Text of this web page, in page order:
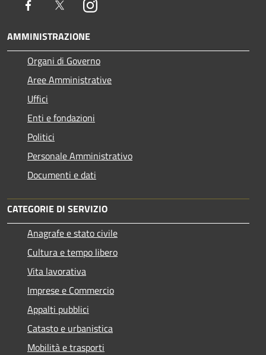
Facebook TwitterInstagram
AMMINISTRAZIONE
Organi di Governo
Aree Amministrative
Uffici
Enti e fondazioni
Politici
Personale Amministrativo
Documenti e dati
CATEGORIE DI SERVIZIO
Anagrafe e stato civile
Cultura e tempo libero
Vita lavorativa
Imprese e Commercio
Appalti pubblici
Catasto e urbanistica
Mobilità e trasporti